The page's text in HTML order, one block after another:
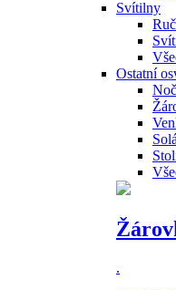
Svítilny
Ostatní
.